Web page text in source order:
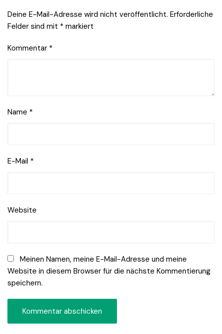
Deine E-Mail-Adresse wird nicht veröffentlicht. Erforderliche
Felder sind mit * markiert
Kommentar *
Name *
E-Mail *
Website
Meinen Namen, meine E-Mail-Adresse und meine
Website in diesem Browser für die nächste Kommentierung
speichern.